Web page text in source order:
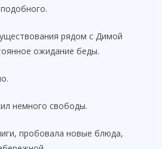
рядом с Димой
ожидание беды.
немного свободы.
пробовала новые блюда,